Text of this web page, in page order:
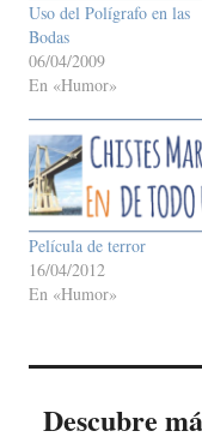
Uso del Polígrafo en las
Bodas
06/04/2009
En «Humor»
Película de terror
16/04/2012
En «Humor»
Descubre